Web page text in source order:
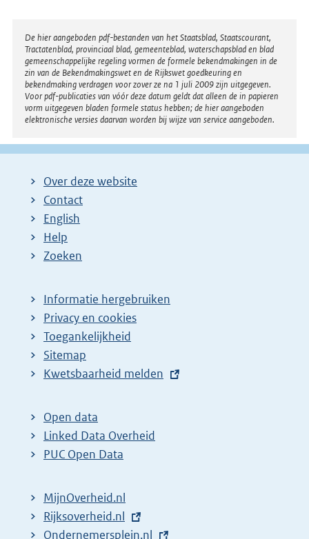
Disclaimer
De hier aangeboden pdf-bestanden van het Staatsblad, Staatscourant,
Tractatenblad, provinciaal blad, gemeenteblad, waterschapsblad en blad
gemeenschappelijke regeling vormen de formele bekendmakingen in de
zin van de Bekendmakingswet en de Rijkswet goedkeuring en
bekendmaking verdragen voor zover ze na 1 juli 2009 zijn uitgegeven.
Voor pdf-publicaties van vóór deze datum geldt dat alleen de in papieren
vorm uitgegeven bladen formele status hebben; de hier aangeboden
elektronische versies daarvan worden bij wijze van service aangeboden.
Over deze website
Contact
English
Help
Zoeken
Informatie hergebruiken
Privacy en cookies
Toegankelijkheid
Sitemap
E
t
e
r
l
i
Kwetsbaarheid melden
Open data
Linked Data Overheid
PUC Open Data
MijnOverheid.nl
E
x
Rijksoverheid.nl
E
Ondernemersplein.nl